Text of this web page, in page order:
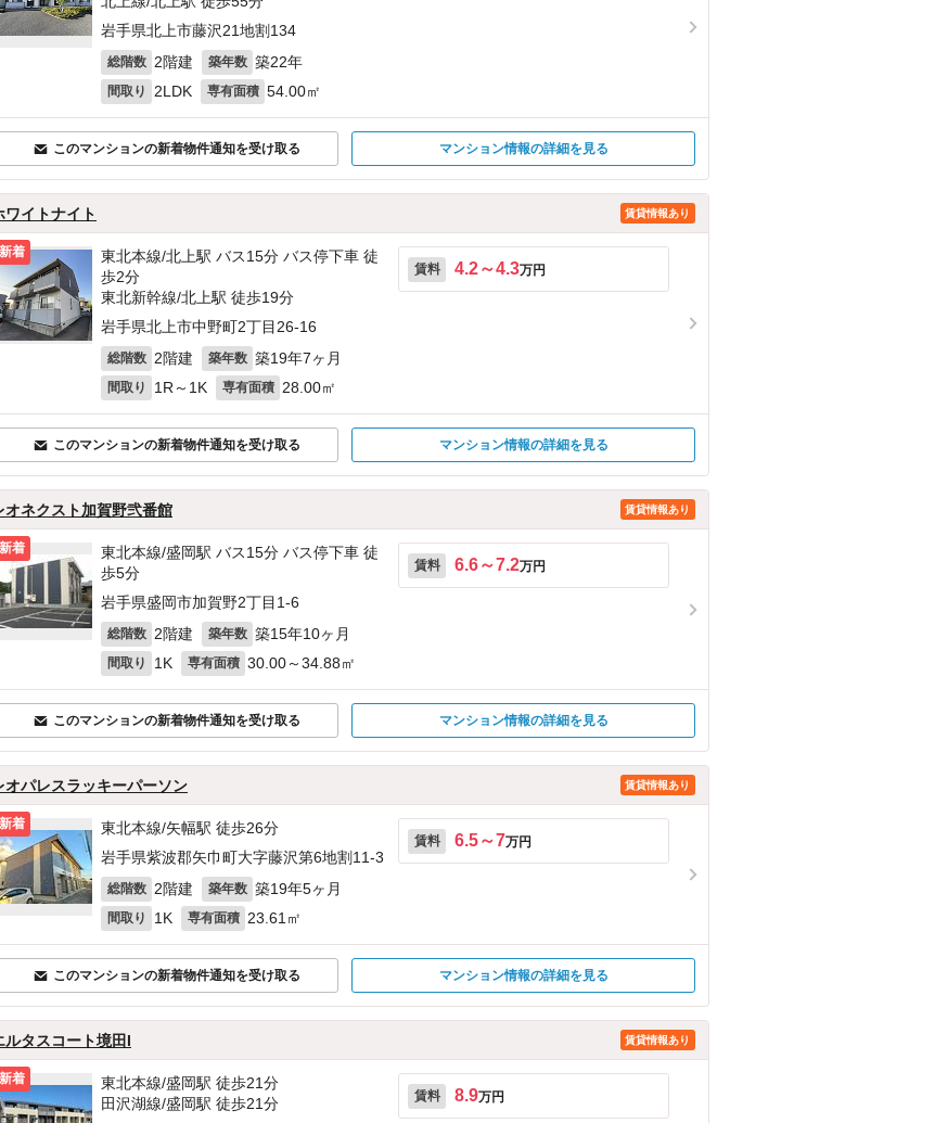
岩手県北上市藤沢21地割134
総階数 2階建 築年数 築22年
間取り 2LDK 専有面積 54.00㎡
このマンションの新着物件通知を受け取る マンション情報の詳細を見る
ワイトナイト 賃貸情報あり
新着
東北本線/北上駅 バス15分 バス停下車 徒
歩2分
東北新幹線/北上駅 徒歩19分
岩手県北上市中野町2丁目26-16
総階数 2階建 築年数 築19年7ヶ月
間取り 1R～1K 専有面積 28.00㎡
賃料 4.2～4.3万円
このマンションの新着物件通知を受け取る マンション情報の詳細を見る
オネクスト加賀野弐番館 賃貸情報あり
新着
東北本線/盛岡駅 バス15分 バス停下車 徒
歩5分
岩手県盛岡市加賀野2丁目1-6
総階数 2階建 築年数 築15年10ヶ月
間取り 1K 専有面積 30.00～34.88㎡
賃料 6.6～7.2万円
このマンションの新着物件通知を受け取る マンション情報の詳細を見る
オパレスラッキーパーソン 賃貸情報あり
新着
東北本線/矢幅駅 徒歩26分
岩手県紫波郡矢巾町大字藤沢第6地割11‐3
総階数 2階建 築年数 築19年5ヶ月
間取り 1K 専有面積 23.61㎡
賃料 6.5～7万円
このマンションの新着物件通知を受け取る マンション情報の詳細を見る
ルタスコート境田I 賃貸情報あり
新着
東北本線/盛岡駅 徒歩21分
田沢湖線/盛岡駅 徒歩21分
賃料 8.9万円